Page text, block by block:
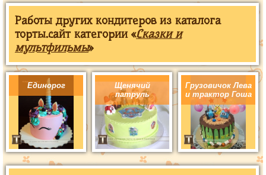
Работы других кондитеров из каталога
торты.сайт категории «Сказки и
мультфильмы»
Единорог
Щенячий
патруль
Грузовичок Лева
и трактор Гоша